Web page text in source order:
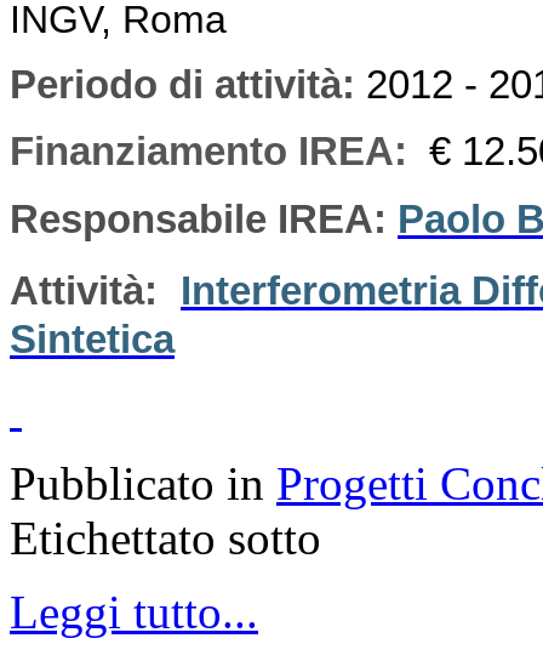
INGV, Roma
Periodo di attività: 2012 -
Finanziamento IREA: €
Responsabile IREA: Paolo
Attività:
Interferometria
Sintetica
Pubblicato in Progetti
Etichettato sotto
Leggi tutto...